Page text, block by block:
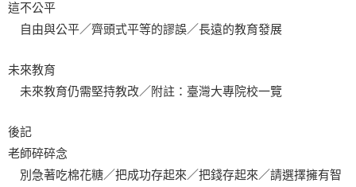
這不公平
自由與公平／齊頭式平等的謬誤／長遠的教育發展
未來教育
未來教育仍需堅持教改／附註：臺灣大專院校一覽
後記
老師碎碎念
別急著吃棉花糖／把成功存起來／把錢存起來／請選擇擁有智